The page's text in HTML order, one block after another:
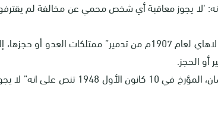
على أنه: ‘لا يجوز معاقبة أي شخص محمي عن مخالفة لم
كما حذرت الفقرة ‘ز’ من المادة 23 من اتفاقية لاهاي لعام 1907م من تدمير” ممتلكات العدو أو
أو الحجز.
4-المادة 17 من الإعلان العالمي لحقوق الإنسان، المؤرخ في 10 كانون الأول 1948 تنص على